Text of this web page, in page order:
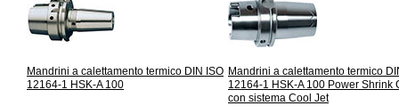
Mandrini a calettamento termico DIN ISO
12164-1 HSK-A 100
Mandrini a calettamento termico
12164-1 HSK-A 100 Power Shrink
con sistema Cool Jet